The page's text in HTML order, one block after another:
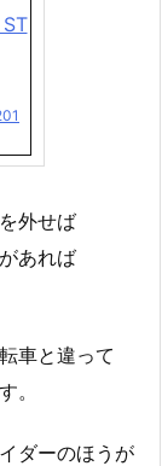
外せば
あれば
車と違って
。
ダーのほうが